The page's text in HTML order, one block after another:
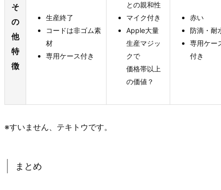
そ
の
他
特
徴
生産終了
コードは非ゴム素
材
専用ケース付き
との親和性
マイク付き
Apple大量
生産マジッ
クで
価格帯以上
の価値？
赤い
防滴・耐
専用ケー
付き
※すいません、テキトウです。
まとめ